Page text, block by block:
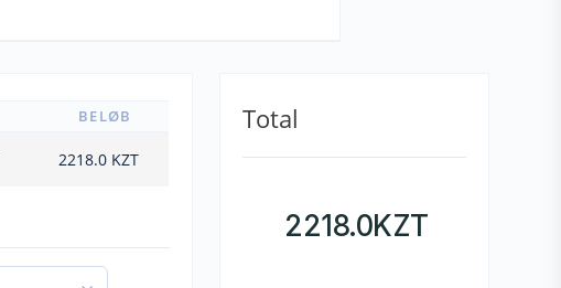
BELØB
2218.0KZT
Total
2218.0KZT